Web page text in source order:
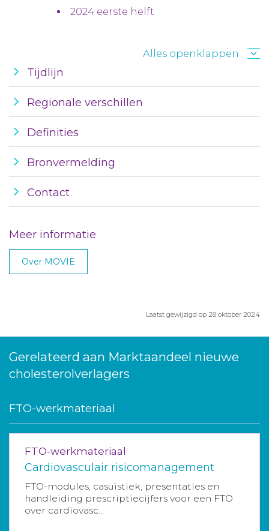
2024 eerste helft
Alles openklappen
Tijdlijn
Regionale verschillen
Definities
Bronvermelding
Contact
Meer informatie
Over MOVIE
Laatst gewijzigd op 28 oktober 2024
Gerelateerd aan Marktaandeel nieuwe
cholesterolverlagers
FTO-werkmateriaal
FTO-werkmateriaal
Cardiovasculair risicomanagement
FTO-modules, casuïstiek, presentaties en
handleiding prescriptiecijfers voor een FTO
over cardiovasc...